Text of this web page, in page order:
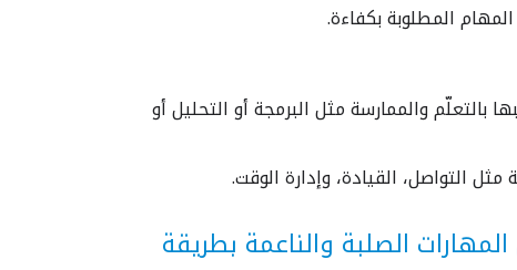
والممارسة مثل البرمجة أو التحليل أو
التواصل، القيادة، وإدارة الوقت.
الصلبة والناعمة بطريقة